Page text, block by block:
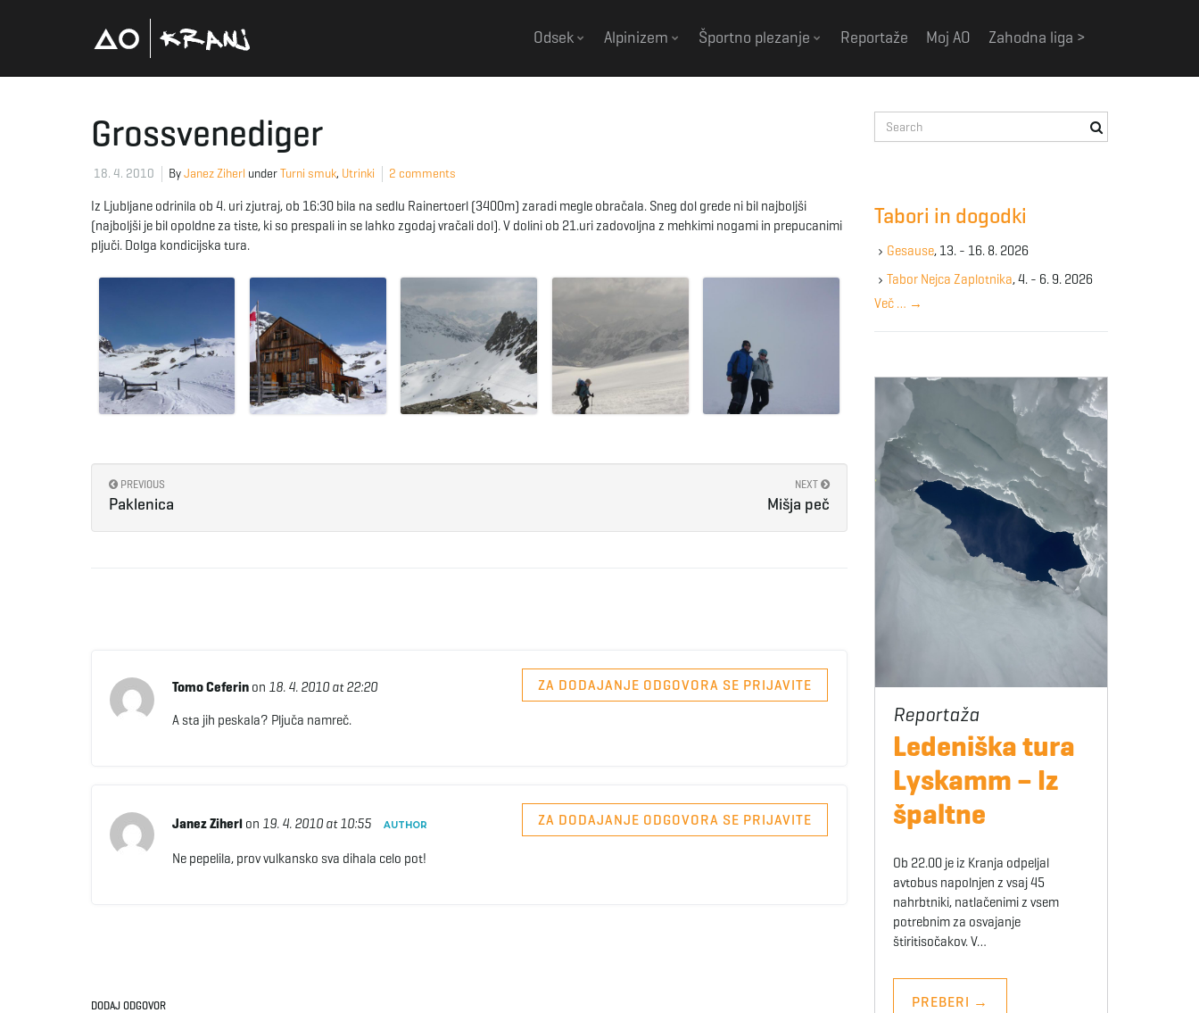
Odsek Alpinizem Športno plezanje Reportaže Moj AO Zahodna liga >
Grossvenediger
18. 4. 2010 ByJanez Ziherl underTurni smuk, Utrinki 2 comments
Iz Ljubljane odrinila ob 4. uri zjutraj, ob 16:30 bila na sedlu Rainertoerl (3400m) zaradi megle obračala. Sneg dol grede ni bil najboljši
(najboljši je bil opoldne za tiste, ki so prespali in se lahko zgodaj vračali dol). V dolini ob 21.uri zadovoljna z mehkimi nogami in prepucanimi
pljuči. Dolga kondicijska tura.
PREVIOUS
Paklenica
NEXT
Mišja peč
Tomo Ceferinon 18. 4. 2010 at 22:20 ZA DODAJANJE ODGOVORA SE PRIJAVITE
A sta jih peskala? Pljuča namreč.
Janez Ziherlon 19. 4. 2010 at 10:55 AUTHOR ZA DODAJANJE ODGOVORA SE PRIJAVITE
Ne pepelila, prov vulkansko sva dihala celo pot!
DODAJ ODGOVOR
e
e
y
w
r
Tabori in dogodki
Gesause, 13. - 16. 8. 2026
Tabor Nejca Zaplotnika, 4. - 6. 9. 2026
Več … →
Ledeniška tura
Lyskamm – Iz
špaltne
Ob 22.00 je iz Kranja odpeljal
avtobus napolnjen z vsaj 45
nahrbtniki, natlačenimi z vsem
potrebnim za osvajanje
štiritisočakov. V…
PREBERI →